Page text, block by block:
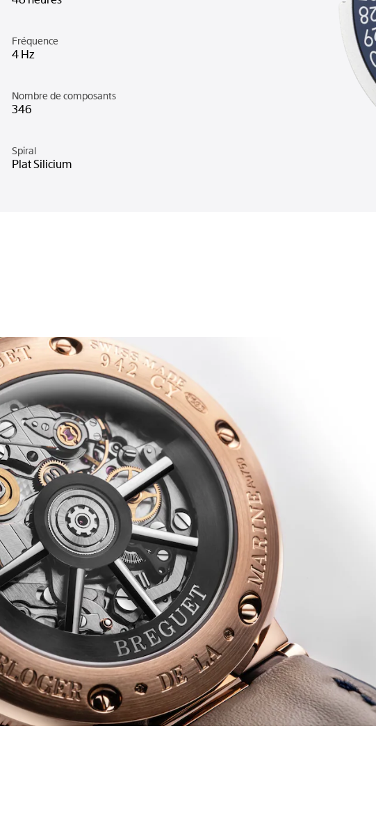
Fréquence
4 Hz
Nombre de composants
346
Spiral
Plat Silicium